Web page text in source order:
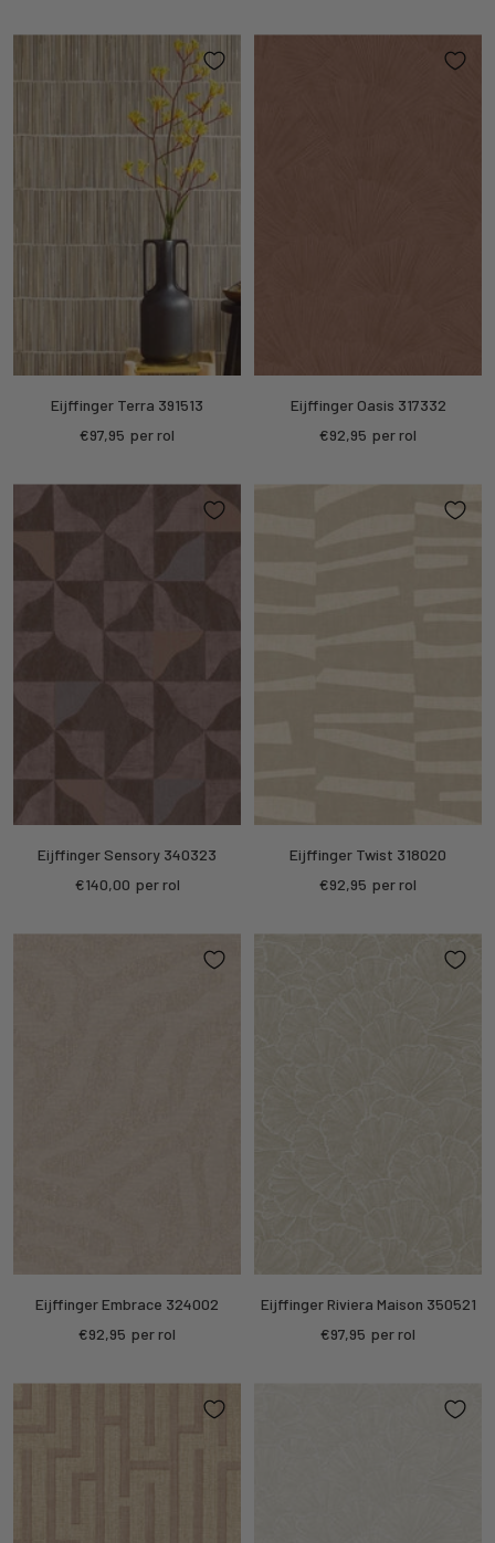
Eijffinger Terra 391513
Kortings
€97,95 per rol
Eijffinger Oasis 317332
Kortings
€92,95 per rol
Eijffinger Sensory 340323
Kortings
€140,00 per rol
Eijffinger Twist 318020
Kortings
€92,95 per rol
Eijffinger Embrace 324002
Kortings
€92,95 per rol
Eijffinger Riviera Maison 350521
Kortings
€97,95 per rol